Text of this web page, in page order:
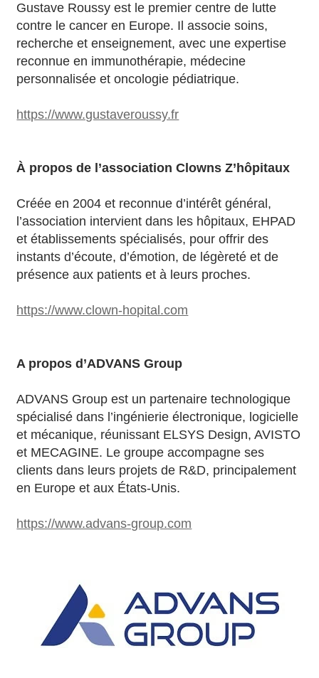
Gustave Roussy est le premier centre de lutte
contre le cancer en Europe. Il associe soins,
recherche et enseignement, avec une expertise
reconnue en immunothérapie, médecine
personnalisée et oncologie pédiatrique.
https://www.gustaveroussy.fr
À propos de l’association Clowns Z’hôpitaux
Créée en 2004 et reconnue d’intérêt général,
l’association intervient dans les hôpitaux, EHPAD
et établissements spécialisés, pour offrir des
instants d’écoute, d’émotion, de légèreté et de
présence aux patients et à leurs proches.
https://www.clown-hopital.com
A propos d’ADVANS Group
ADVANS Group est un partenaire technologique
spécialisé dans l’ingénierie électronique, logicielle
et mécanique, réunissant ELSYS Design, AVISTO
et MECAGINE. Le groupe accompagne ses
clients dans leurs projets de R&D, principalement
en Europe et aux États-Unis.
https://www.advans-group.com